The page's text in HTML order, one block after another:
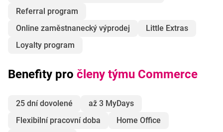
Referral program
Online zaměstnanecký výprodej
Little Extras
Loyalty program
Benefity pro členy týmu Commerce
25 dní dovolené
až 3 MyDays
Flexibilní pracovní doba
Home Office